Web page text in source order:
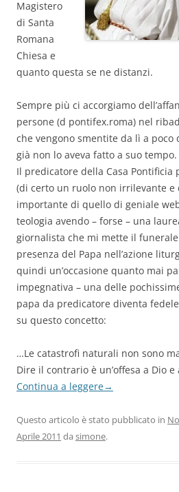
Magistero
di Santa
Romana
Chiesa e
quanto questa se ne distanzi.
Sempre più ci accorgiamo
persone (d pontifex.roma) nel
che vengono smentite da lì a poco
già non lo aveva fatto a suo tempo.
Il predicatore della Casa Pontificia
(di certo un ruolo non irrilevante e
importante di quello di geniale
teologia avendo – forse – una
giornalista che mi mette il
presenza del Papa nell’azione
quindi un’occasione quanto mai
impegnativa – una delle
papa da predicatore diventa
su questo concetto:
…Le catastrofi naturali non sono
Dire il contrario è un’offesa a Dio
Continua a leggere→
Questo articolo è stato pubblicato in
Aprile 2011 da simone.